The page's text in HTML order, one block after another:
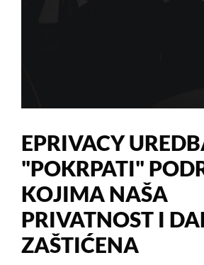
EPRIVACY
"POKRPATI"
KOJIMA NAŠA
PRIVATNOST I
ZAŠTIĆENA